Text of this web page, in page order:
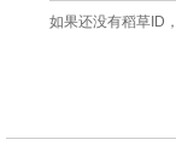
如果还没有稻草ID